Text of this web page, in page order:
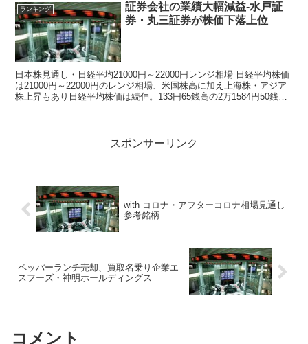
ランキング
証券会社の業績大幅減益-水戸証
券・丸三証券が株価下落上位
日本株見通し・日経平均21000円～22000円レンジ相場 日経平均株価
は21000円～22000円のレンジ相場、米国株高に加え上海株・アジア
株上昇もあり日経平均株価は続伸。133円65銭高の2万1584円50銭で
スポンサーリンク
with コロナ・アフターコロナ相場見通し
参考銘柄
ペッパーランチ売却、買取名乗り企業エ
スフーズ・神明ホールディングス
コメント